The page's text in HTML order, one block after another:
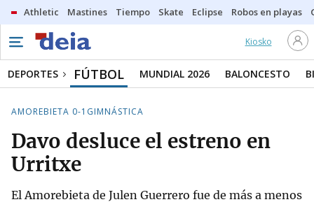
Athletic Mastines Tiempo Skate Eclipse Robos en playas
Kiosko
DEPORTES FÚTBOL MUNDIAL 2026 BALONCESTO
AMOREBIETA 0-1GIMNÁSTICA
Davo desluce el estreno en
Urritxe
El Amorebieta de Julen Guerrero fue de más a menos